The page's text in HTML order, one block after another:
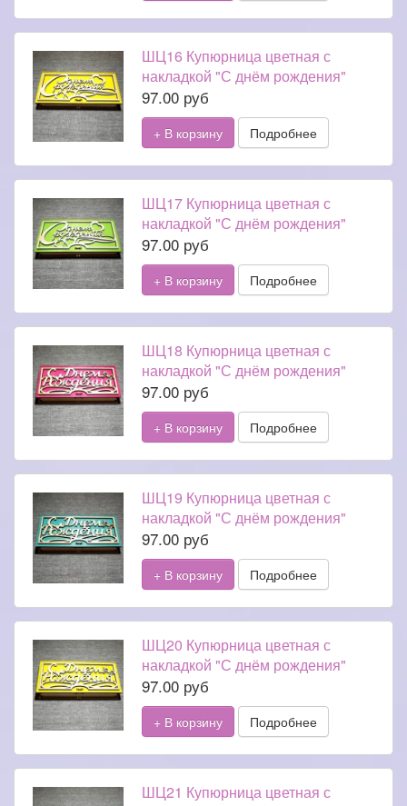
ШЦ16 Купюрница цветная с
накладкой "С днём рождения"
97.00 руб
+ В корзину Подробнее
ШЦ17 Купюрница цветная с
накладкой "С днём рождения"
97.00 руб
+ В корзину Подробнее
ШЦ18 Купюрница цветная с
накладкой "С днём рождения"
97.00 руб
+ В корзину Подробнее
ШЦ19 Купюрница цветная с
накладкой "С днём рождения"
97.00 руб
+ В корзину Подробнее
ШЦ20 Купюрница цветная с
накладкой "С днём рождения"
97.00 руб
+ В корзину Подробнее
ШЦ21 Купюрница цветная с